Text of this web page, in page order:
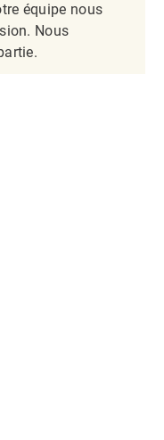
équipe nous
Nous